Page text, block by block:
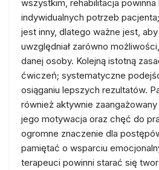
wszystkim, rehabilitacja
indywidualnych potrzeb
jest inny, dlatego ważne jest,
uwzględniał zarówno
danej osoby. Kolejną istotną
ćwiczeń; systematyczne
osiąganiu lepszych rezultatów.
również aktywnie
jego motywacja oraz chęć do
ogromne znaczenie dla
pamiętać o wsparciu
terapeuci powinni starać się